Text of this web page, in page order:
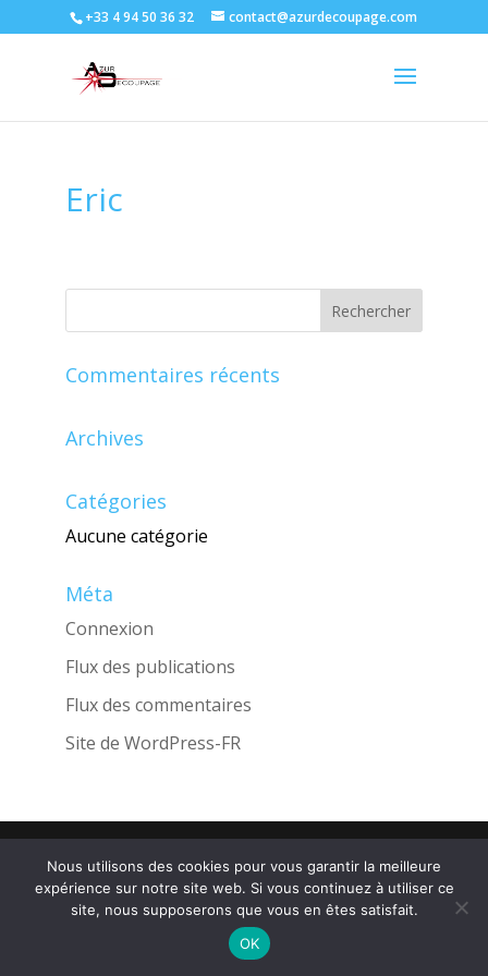
+33 4 94 50 36 32 contact@azurdecoupage.com
Eric
Commentaires récents
Archives
Catégories
Aucune catégorie
Méta
Connexion
Flux des publications
Flux des commentaires
Site de WordPress-FR
Nous utilisons des cookies pour vous garantir la meilleure
expérience sur notre site web. Si vous continuez à utiliser ce
site, nous supposerons que vous en êtes satisfait.
OK